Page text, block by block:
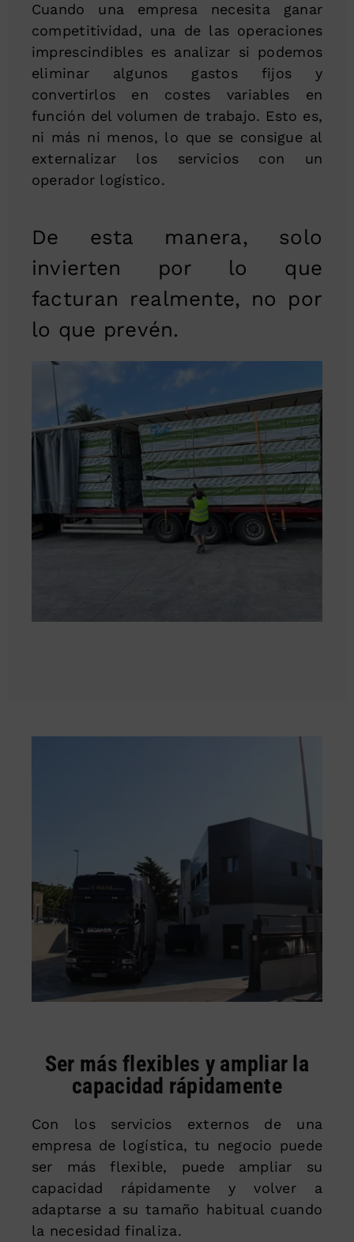
Cuando una empresa necesita ganar
competitividad, una de las operaciones
imprescindibles es analizar si podemos
eliminar algunos gastos fijos y
convertirlos en costes variables en
función del volumen de trabajo. Esto es,
ni más ni menos, lo que se consigue al
externalizar los servicios con un
operador logístico.
De esta manera, solo
invierten por lo que
facturan realmente, no por
lo que prevén.
Ser más flexibles y ampliar la
capacidad rápidamente
Con los servicios externos de una
empresa de logística, tu negocio puede
ser más flexible, puede ampliar su
capacidad rápidamente y volver a
adaptarse a su tamaño habitual cuando
la necesidad finaliza.